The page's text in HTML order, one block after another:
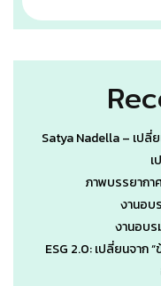
Satya Nadella – เปลี่
เ
ภาพบรรยากา
งานอบ
งานอบร
ESG 2.0: เปลี่ยนจาก